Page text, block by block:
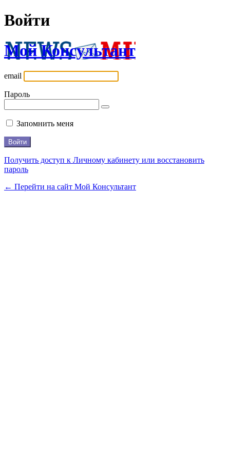
Войти
Мой Консультант
email
Пароль
Запомнить меня
Получить доступ к Личному кабинету или восстановить
пароль
← Перейти на сайт Мой Консультант